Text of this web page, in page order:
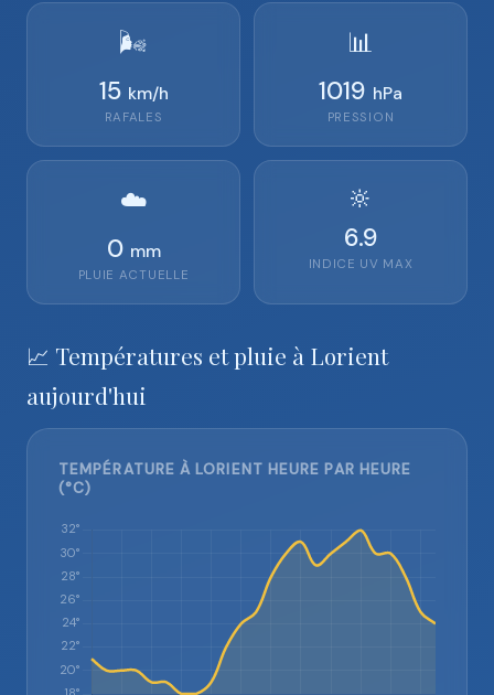
🌬️
15 km/h
RAFALES
📊
1019 hPa
PRESSION
☁️
0 mm
PLUIE ACTUELLE
🔆
6.9
INDICE UV MAX
📈 Températures et pluie à Lorient
aujourd'hui
TEMPÉRATURE À LORIENT HEURE PAR HEURE
(°C)